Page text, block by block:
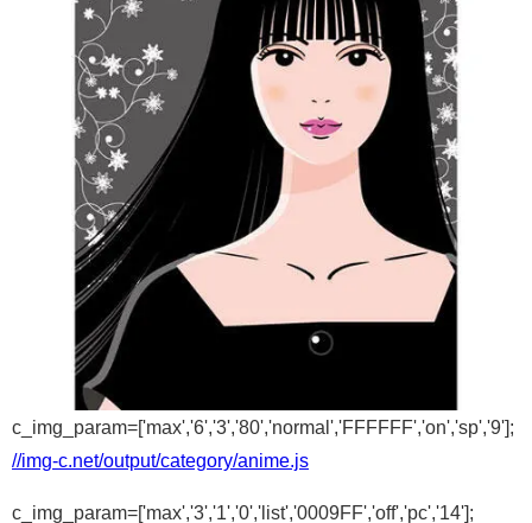
c_img_param=['max','6','3','80','normal','FFFFFF','on','sp','9'];
//img-c.net/output/category/anime.js
c_img_param=['max','3','1','0','list','0009FF','off','pc','14'];